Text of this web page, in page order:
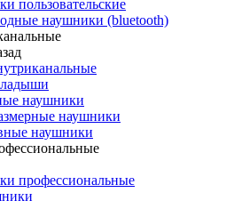
пользовательские
наушники (bluetooth)
наушники
наушники
наушники
профессиональные